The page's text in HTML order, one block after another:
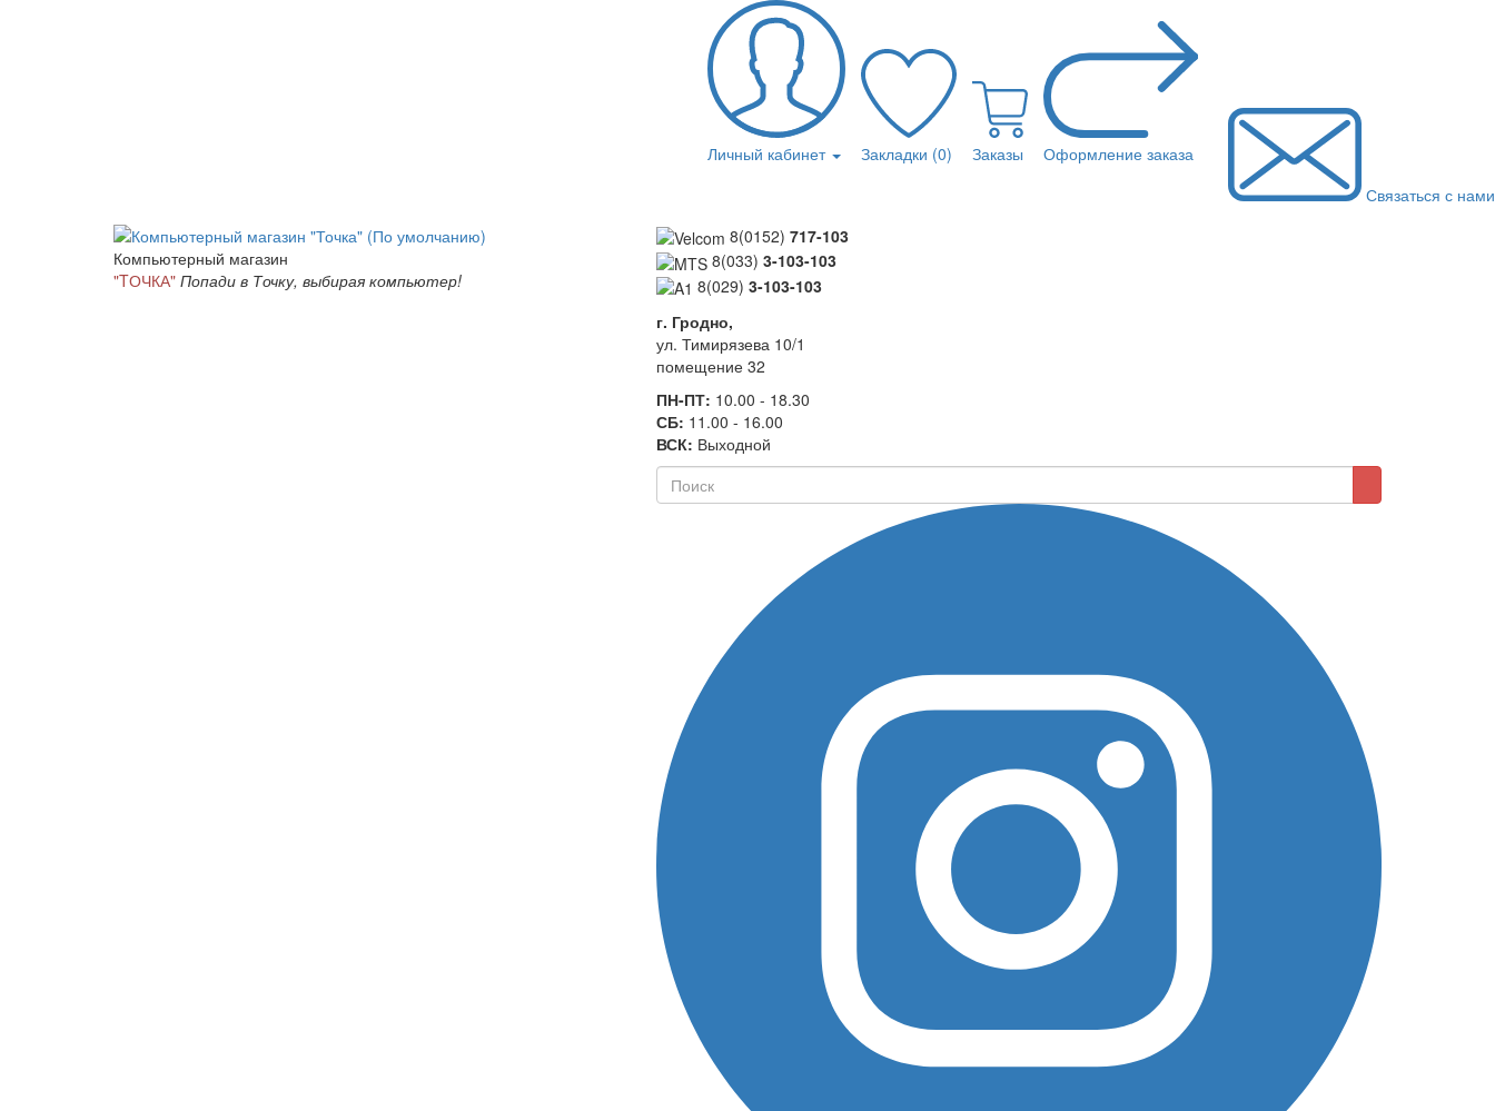
Личный кабинет Закладки (0) Заказы
Оформление заказа
Связаться с нами
Компьютерный магазин
"TОЧКА" Попади в Точку, выбирая компьютер!
8(0152) 717-103
8(033) 3-103-103
8(029) 3-103-103
г. Гродно,
ул. Тимирязева 10/1
помещение 32
ПН-ПТ: 10.00 - 18.30
СБ: 11.00 - 16.00
ВСК: Выходной